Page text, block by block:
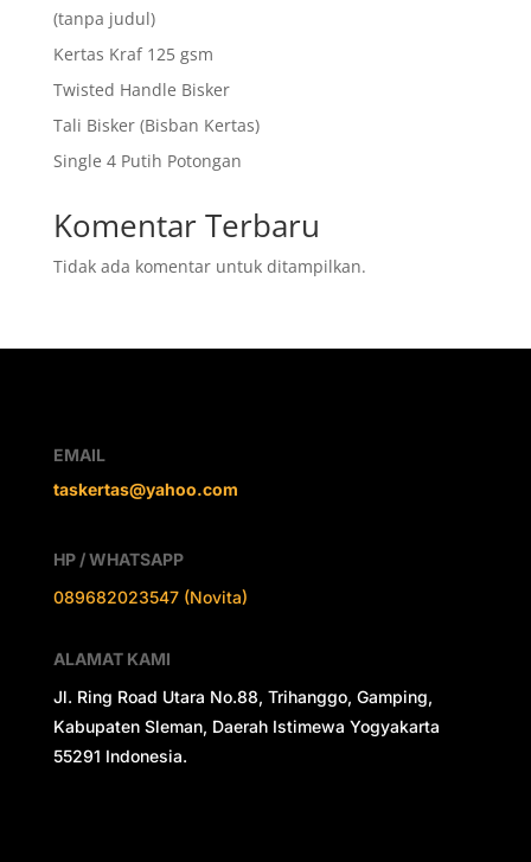
(tanpa judul)
Kertas Kraf 125 gsm
Twisted Handle Bisker
Tali Bisker (Bisban Kertas)
Single 4 Putih Potongan
Komentar Terbaru
Tidak ada komentar untuk ditampilkan.
EMAIL
taskertas@yahoo.com
HP / WHATSAPP
089682023547 (Novita)
ALAMAT KAMI
Jl. Ring Road Utara No.88, Trihanggo, Gamping,
Kabupaten Sleman, Daerah Istimewa Yogyakarta
55291 Indonesia.